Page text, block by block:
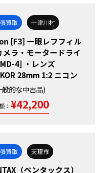
買取 十津川村
[F3] 一眼レフフィル
メラ・モータードライ
4] ・レンズ
28mm 1:2 ニコン
的な中古品)
： ¥42,200
買取 天理市
（ペンタックス）